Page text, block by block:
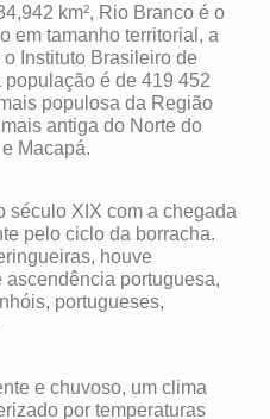
km², Rio Branco é o
em tamanho territorial, a
Instituto Brasileiro de
é de 419 452
populosa da Região
antiga do Norte do
Macapá.
século XIX com a chegada
pelo ciclo da borracha.
houve
portuguesa,
portugueses,
e chuvoso, um clima
por temperaturas